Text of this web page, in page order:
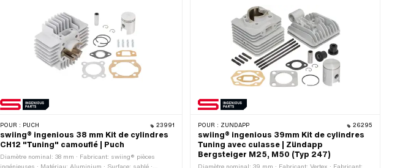
POUR : PUCH 23991
swiing® ingenious 38 mm Kit de cylindres
CH12 "Tuning" camouflé | Puch
Diamètre nominal: 38 mm · Fabricant: swiing® pièces
POUR : ZÜNDAPP 26295
swiing® ingenious 39mm Kit de cylindres
Tuning avec culasse | Zündapp
Bergsteiger M25, M50 (Typ 247)